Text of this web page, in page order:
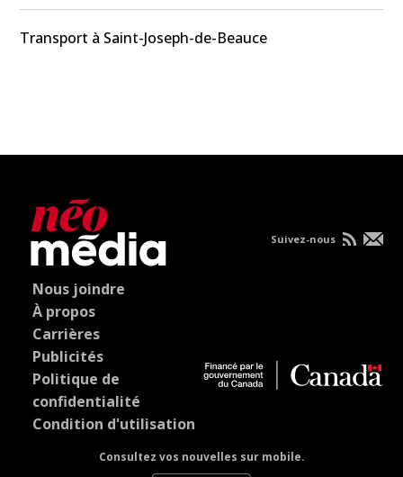
Transport à Saint-Joseph-de-Beauce
Nous joindre
À propos
Carrières
Publicités
Politique de
confidentialité
Condition d'utilisation
Consultez vos nouvelles sur mobile.
Suivez-nous